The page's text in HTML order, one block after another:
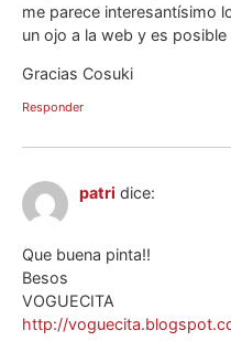
me parece interesantísimo
un ojo a la web y es
Gracias Cosuki
Responder
patri dice:
Que buena pinta!!
Besos
VOGUECITA
http://